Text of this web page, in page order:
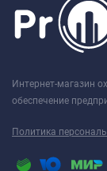
Интернет-магазин
обеспечение
Политика